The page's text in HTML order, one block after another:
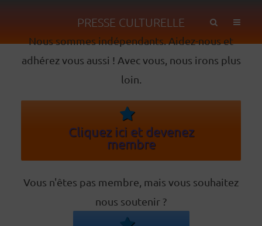
PRESSE CULTURELLE
Nous sommes indépendants. Aidez-nous et
adhérez vous aussi ! Avec vous, nous irons plus
loin.
Cliquez ici et devenez
membre
Vous n'êtes pas membre, mais vous souhaitez
nous soutenir ?